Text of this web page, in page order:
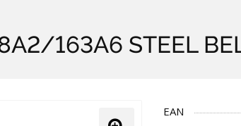
163A6 STEEL
EAN